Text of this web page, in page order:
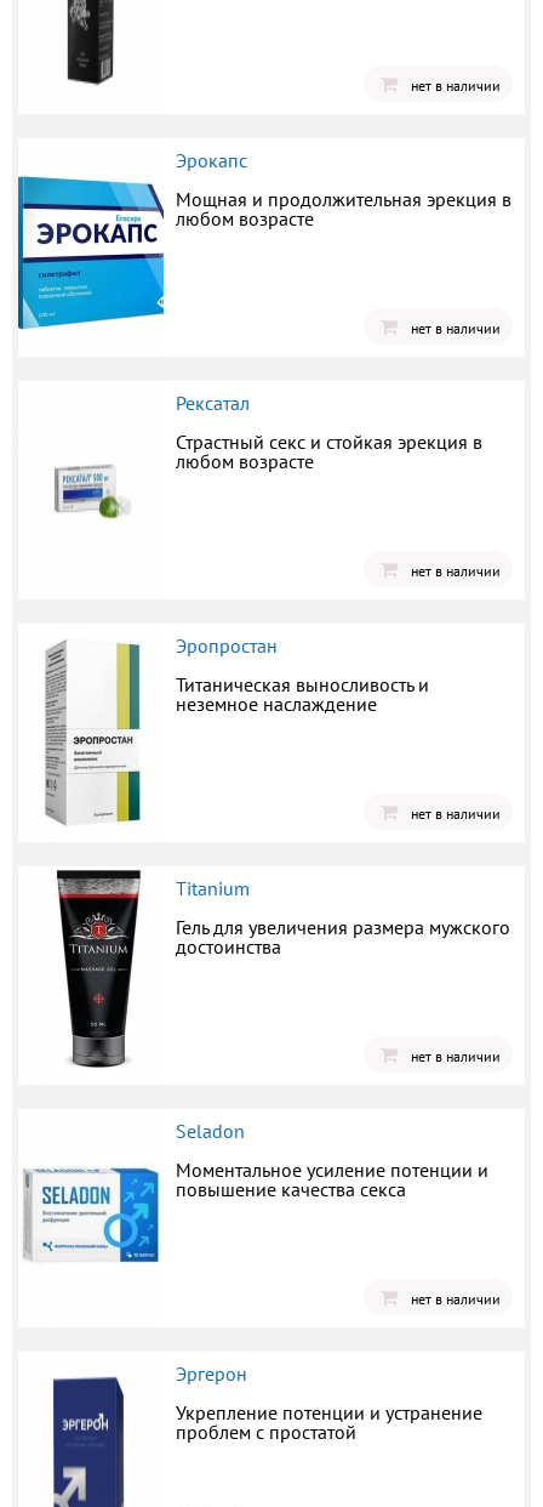
нет в наличии
Эрокапс
Мощная и продолжительная эрекция в
любом возрасте
нет в наличии
Рексатал
Страстный секс и стойкая эрекция в
любом возрасте
нет в наличии
Эропростан
Титаническая выносливость и
неземное наслаждение
нет в наличии
Titanium
Гель для увеличения размера мужского
достоинства
нет в наличии
Seladon
Моментальное усиление потенции и
повышение качества секса
нет в наличии
Эргерон
Укрепление потенции и устранение
проблем с простатой